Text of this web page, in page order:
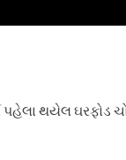
પહેલા થયેલ ઘરફોડ